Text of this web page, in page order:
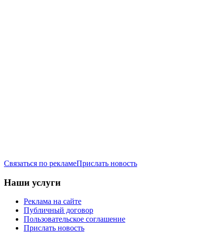
Связаться по рекламеПрислать новость
Наши услуги
Реклама на сайте
Публичный договор
Пользовательское соглашение
Прислать новость